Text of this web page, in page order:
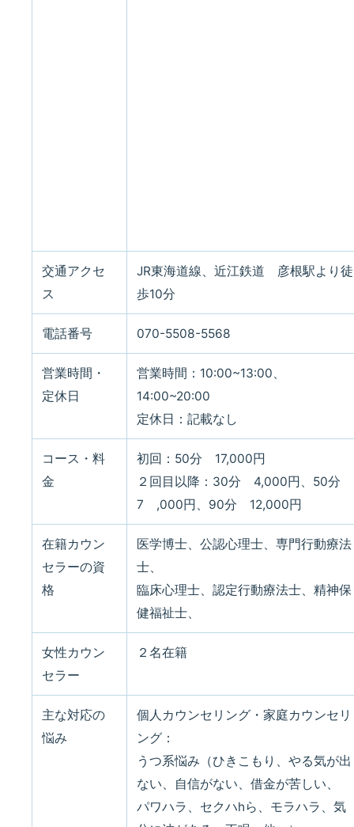
交通アクセ
ス
JR東海道線、近江鉄道 彦根駅より徒
歩10分
電話番号 070-5508-5568
営業時間・
定休日
営業時間：10:00~13:00、
14:00~20:00
定休日：記載なし
コース・料
金
初回：50分 17,000円
２回目以降：30分 4,000円、50分
7 ,000円、90分 12,000円
在籍カウン
セラーの資
格
医学博士、公認心理士、専門行動療法
士、
臨床心理士、認定行動療法士、精神保
健福祉士、
女性カウン
セラー
２名在籍
主な対応の
悩み
個人カウンセリング・家庭カウンセリ
ング：
うつ系悩み（ひきこもり、やる気が出
ない、自信がない、借金が苦しい、
パワハラ、セクハhら、モラハラ、気